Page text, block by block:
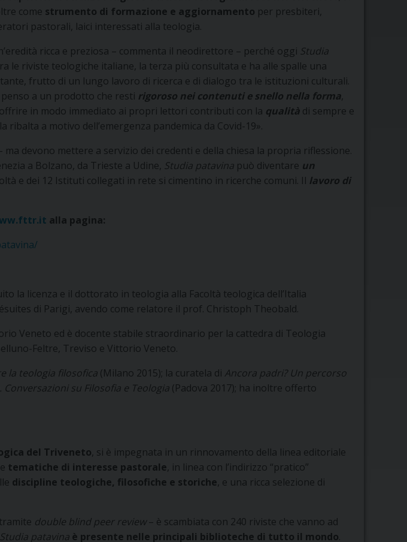
come strumento di formazione e aggiornamento per presbiteri,
pastorali, laici interessati alla teologia.
ricca e preziosa – commenta il neodirettore – perché oggi Studia
le riviste teologiche italiane, la terza più consultata e ha alle spalle una
frutto di un lungo lavoro di ricerca e di dialogo tra le istituzioni culturali.
a un prodotto che resti rigoroso nei contenuti e snello nella forma,
in modo immediato ai propri lettori contributi con la qualità di sempre e
ribalta a motivo dell’emergenza pandemica da Covid-19».
devono mettere a servizio dei credenti e della chiesa la propria riflessione.
a Bolzano, da Trieste a Udine, Studia patavina può diventare un
e dei 12 Istituti collegati in rete si cimentino in ricerche comuni. Il lavoro di
alla pagina:
la licenza e il dottorato in teologia alla Facoltà teologica dell’Italia
di Parigi, avendo come relatore il prof. Christoph Theobald.
Veneto ed è docente stabile straordinario per la cattedra di Teologia
Feltre, Treviso e Vittorio Veneto.
la teologia filosofica (Milano 2015); la curatela di Ancora padri? Un percorso
Conversazioni su Filosofia e Teologia (Padova 2017); ha inoltre offerto
del Triveneto, si è impegnata in un rinnovamento della linea editoriale
tematiche di interesse pastorale, in linea con l’indirizzo “pratico”
discipline teologiche, filosofiche e storiche, e una ricca selezione di
double blind peer review– è scambiata con 240 riviste che vanno ad
Studia patavina è presente nelle principali biblioteche di tutto il mondo.